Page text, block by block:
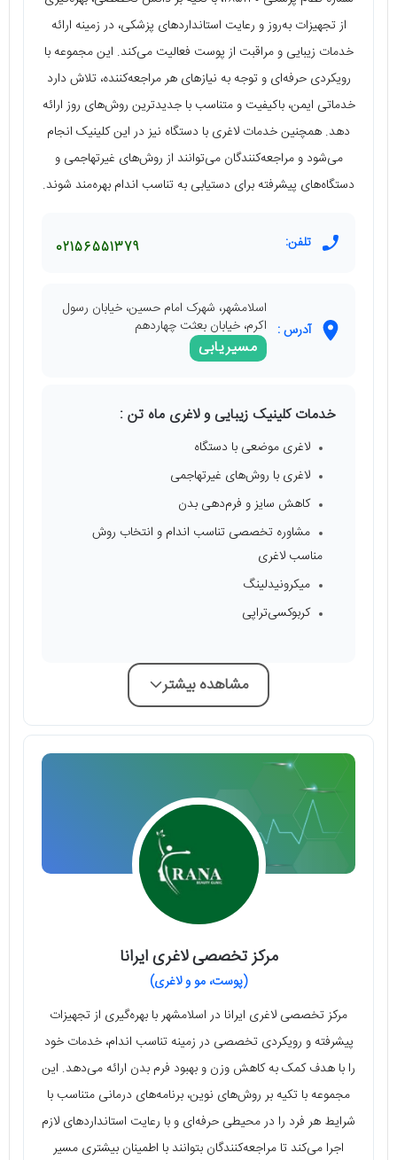
از تجهیزات به‌روز و رعایت استانداردهای پزشکی، در زمینه ارائه
خدمات زیبایی و مراقبت از پوست فعالیت می‌کند. این مجموعه با
رویکردی حرفه‌ای و توجه به نیازهای هر مراجعه‌کننده، تلاش دارد
خدماتی ایمن، باکیفیت و متناسب با جدیدترین روش‌های روز ارائه
دهد. همچنین خدمات لاغری با دستگاه نیز در این کلینیک انجام
می‌شود و مراجعه‌کنندگان می‌توانند از روش‌های غیرتهاجمی و
دستگاه‌های پیشرفته برای دستیابی به تناسب اندام بهره‌مند شوند.
تلفن: 02156551379
آدرس :
اسلامشهر، شهرک امام حسین، خیابان رسول
اکرم، خیابان بعثت چهاردهم
مسیریابی
خدمات کلینیک زیبایی و لاغری ماه تن :
لاغری موضعی با دستگاه
لاغری با روش‌های غیرتهاجمی
کاهش سایز و فرم‌دهی بدن
مشاوره تخصصی تناسب اندام و انتخاب روش
مناسب لاغری
میکرونیدلینگ
کربوکسی‌تراپی
مشاهده بیشتر
مرکز تخصصی لاغری ایرانا
(پوست، مو و لاغری)
مرکز تخصصی لاغری ایرانا در اسلامشهر با بهره‌گیری از تجهیزات
پیشرفته و رویکردی تخصصی در زمینه تناسب اندام، خدمات خود
را با هدف کمک به کاهش وزن و بهبود فرم بدن ارائه می‌دهد. این
مجموعه با تکیه بر روش‌های نوین، برنامه‌های درمانی متناسب با
شرایط هر فرد را در محیطی حرفه‌ای و با رعایت استانداردهای لازم
اجرا می‌کند تا مراجعه‌کنندگان بتوانند با اطمینان بیشتری مسیر